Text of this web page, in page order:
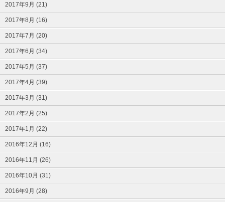
2017年9月 (21)
2017年8月 (16)
2017年7月 (20)
2017年6月 (34)
2017年5月 (37)
2017年4月 (39)
2017年3月 (31)
2017年2月 (25)
2017年1月 (22)
2016年12月 (16)
2016年11月 (26)
2016年10月 (31)
2016年9月 (28)